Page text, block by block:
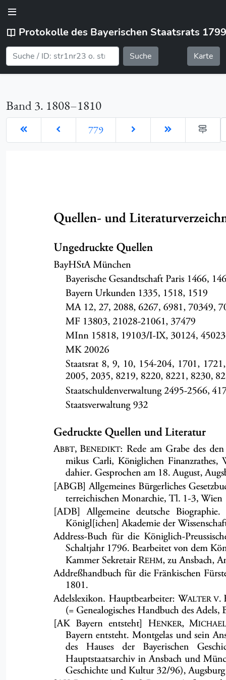
Protokolle des Bayerischen Staatsrats
Suche Karte
Band 3. 1808–1810
779